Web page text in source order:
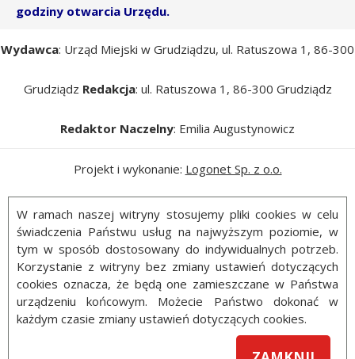
godziny otwarcia Urzędu.
Wydawca: Urząd Miejski w Grudziądzu, ul. Ratuszowa 1, 86-300
Grudziądz Redakcja: ul. Ratuszowa 1, 86-300 Grudziądz
Redaktor Naczelny: Emilia Augustynowicz
Projekt i wykonanie: Logonet Sp. z o.o.
W ramach naszej witryny stosujemy pliki cookies w celu
świadczenia Państwu usług na najwyższym poziomie, w
tym w sposób dostosowany do indywidualnych potrzeb.
Korzystanie z witryny bez zmiany ustawień dotyczących
cookies oznacza, że będą one zamieszczane w Państwa
urządzeniu końcowym. Możecie Państwo dokonać w
każdym czasie zmiany ustawień dotyczących cookies.